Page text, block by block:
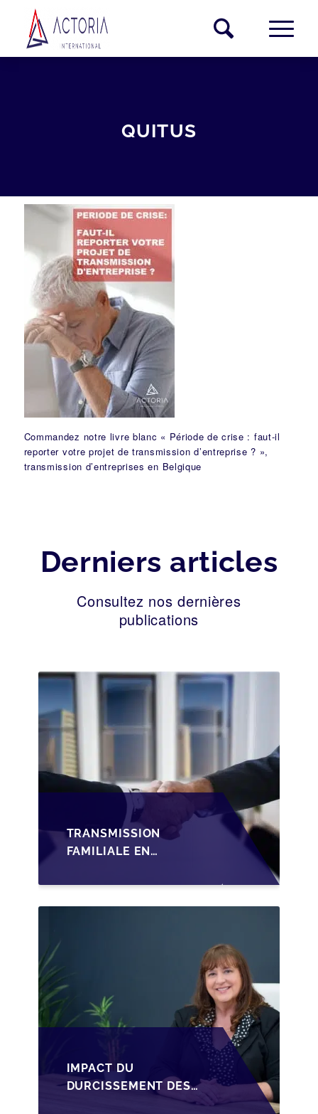
QUITUS
Commandez notre livre blanc « Période de crise : faut-il
reporter votre projet de transmission d’entreprise ? »,
transmission d’entreprises en Belgique
Derniers articles
Consultez nos dernières
publications
TRANSMISSION
FAMILIALE EN
STRUCTURER LA
CESSION DES PARTS
IMPACT DU
DURCISSEMENT DES